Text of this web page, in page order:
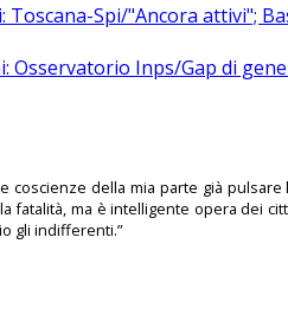
Toscana-Spi/"Ancora attivi";
Osservatorio Inps/Gap di
coscienze della mia parte già pulsare
fatalità, ma è intelligente opera dei
gli indifferenti.”